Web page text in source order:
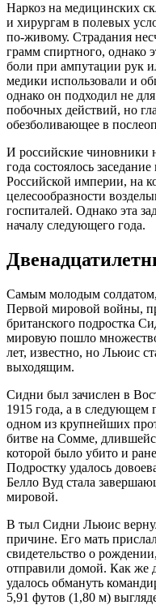
Наркоз на медицинских
и хирургам в полевых
по-живому. Страдания
грамм спиртного, однако
боли при ампутации рук
медики использовали и
однако он подходил не
побочных действий, но
обезболивающее в
И российские чиновники
года состоялось
Российской империи, на
целесообразности
госпиталей. Однако эта
началу следующего года.
Самым молодым
Первой мировой войны,
британского подростка
мировую пошло
лет, известно, но Льюис
выходящим.
Сидни был зачислен в
1915 года, а в следующем
одном из крупнейших
битве на Сомме,
которой было убито и
Подростку удалось
Белло Вуд стала
мировой.
В тыл Сидни Льюис
причине. Его мать
свидетельство о
отправили домой. Как же
удалось обмануть
5,91 футов (1,80 м)